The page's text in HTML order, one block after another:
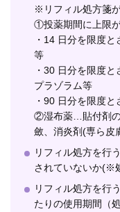
※リフィル処方箋
①投薬期間に上限
・14 日分を限度
等
・30 日分を限度
プラゾラム等
・90 日分を限度
②湿布薬…貼付剤の
斂、消炎剤(専ら皮
リフィル処方を行
されていないか(※
リフィル処方を行
たりの使用期間（